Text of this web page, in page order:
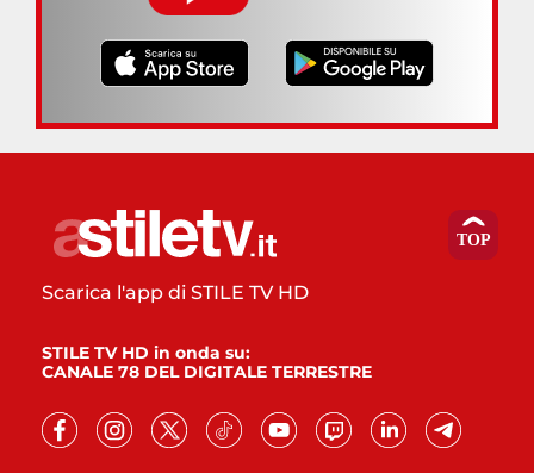
Scarica l'app di STILE TV HD
STILE TV HD in onda su:
CANALE 78 DEL DIGITALE TERRESTRE